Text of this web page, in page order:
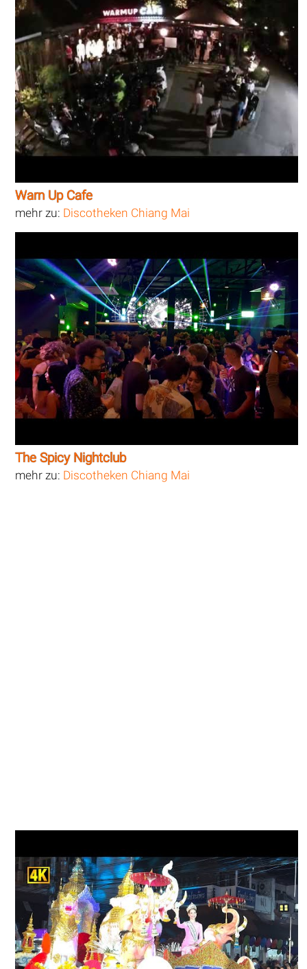
Warn Up Cafe
mehr zu: Discotheken Chiang Mai
The Spicy Nightclub
mehr zu: Discotheken Chiang Mai